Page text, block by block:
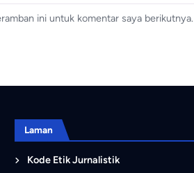
ini untuk komentar saya berikutnya.
Laman
Kode Etik Jurnalistik